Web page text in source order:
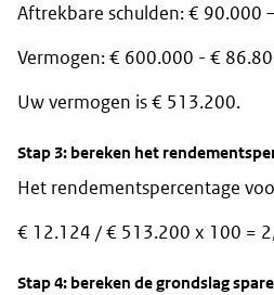
Aftrekbare schulden: € 90.000
Vermogen: € 600.000 - €
Uw vermogen is € 513.200.
Stap 3: bereken het
Het rendementspercentage
€ 12.124 / € 513.200 x 100 =
Stap 4: bereken de grondslag